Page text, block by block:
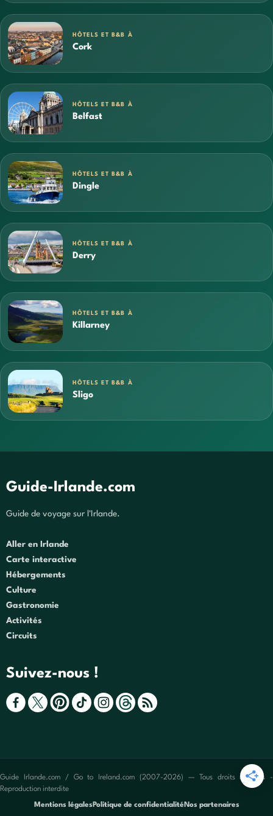
HÔTELS ET B&B À
Cork
HÔTELS ET B&B À
Belfast
HÔTELS ET B&B À
Dingle
HÔTELS ET B&B À
Derry
HÔTELS ET B&B À
Killarney
HÔTELS ET B&B À
Sligo
Guide-Irlande.com
Guide de voyage sur l'Irlande.
Aller en Irlande
Carte interactive
Hébergements
Culture
Gastronomie
Activités
Circuits
Suivez-nous !
Guide Irlande.com / Go to Ireland.com (2007-2026) — Tous droits réservés -
Reproduction interdite
Mentions légales Politique de confidentialité Nos partenaires